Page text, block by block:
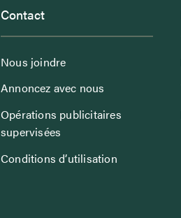
Contact
Nous joindre
Annoncez avec nous
Opérations publicitaires
supervisées
Conditions d’utilisation